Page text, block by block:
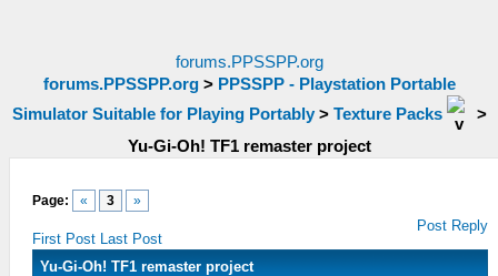
forums.PPSSPP.org
forums.PPSSPP.org> PPSSPP - Playstation Portable
Simulator Suitable for Playing Portably> Texture Packs
>
Yu-Gi-Oh! TF1 remaster project
Page: « 3 »
First Post Last Post
Post Reply
Yu-Gi-Oh! TF1 remaster project